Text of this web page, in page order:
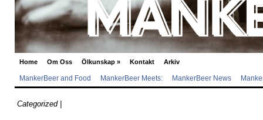
Home Om Oss Ölkunskap » Kontakt Arkiv
MankerBeer and Food MankerBeer Meets: MankerBeer News
Categorized |